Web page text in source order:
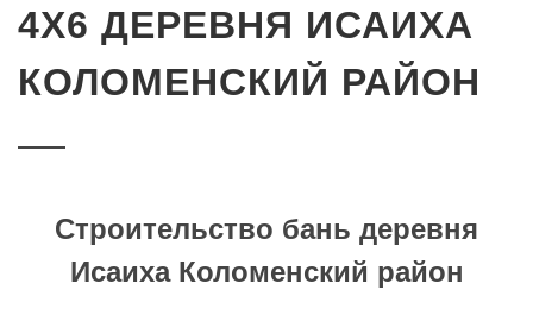
4Х6 ДЕРЕВНЯ ИСАИХА
КОЛОМЕНСКИЙ РАЙОН
Строительство бань деревня
Исаиха Коломенский район